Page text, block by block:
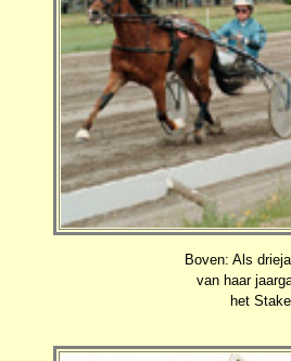
Boven: Als
van haar
het